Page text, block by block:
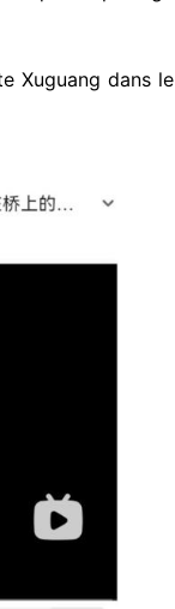
Xuguang dans le